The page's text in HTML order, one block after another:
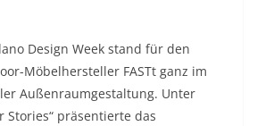
Design Week stand für den
Möbelhersteller FASTt ganz im
Außenraumgestaltung. Unter
Stories“ präsentierte das